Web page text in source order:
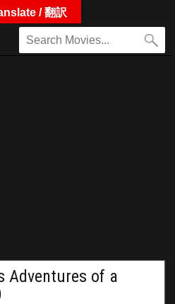
Adventures of a
/ 翻訳